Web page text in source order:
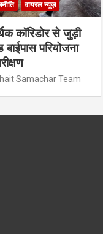
वायरल न्यूज़
कॉरिडोर से जुड़ी
परियोजना
Samachar Team